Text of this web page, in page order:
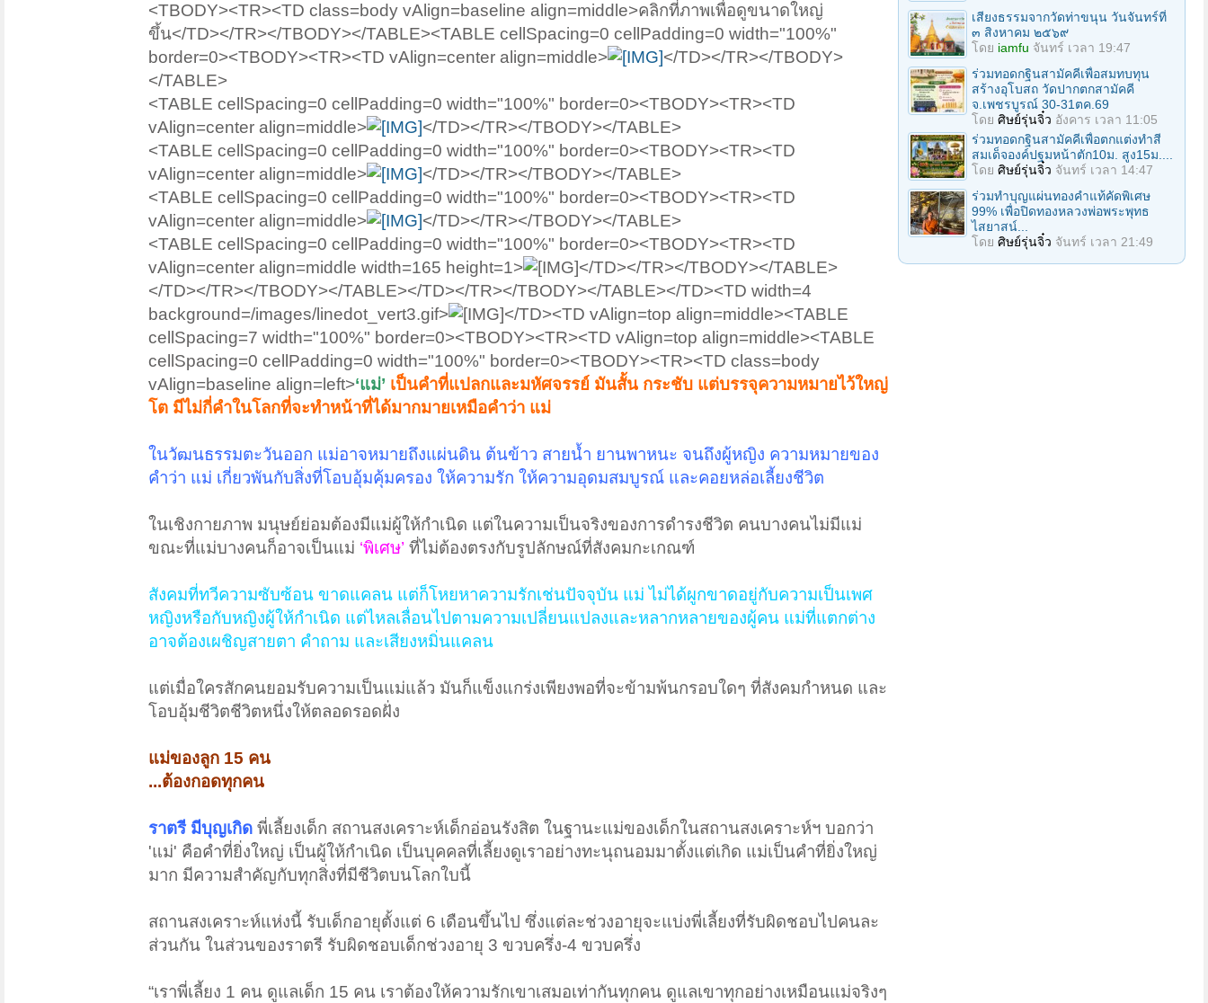
<TBODY><TR><TD class=body vAlign=baseline align=middle>คลิกที่ภาพเพื่อดูขนาดใหญ่
ขึ้น</TD></TR></TBODY></TABLE><TABLE cellSpacing=0 cellPadding=0 width="100%"
border=0><TBODY><TR><TD vAlign=center align=middle>
</TD></TR></TBODY>
</TABLE>
<TABLE cellSpacing=0 cellPadding=0 width="100%" border=0><TBODY><TR><TD
vAlign=center align=middle>
</TD></TR></TBODY></TABLE>
<TABLE cellSpacing=0 cellPadding=0 width="100%" border=0><TBODY><TR><TD
vAlign=center align=middle>
</TD></TR></TBODY></TABLE>
<TABLE cellSpacing=0 cellPadding=0 width="100%" border=0><TBODY><TR><TD
vAlign=center align=middle>
</TD></TR></TBODY></TABLE>
<TABLE cellSpacing=0 cellPadding=0 width="100%" border=0><TBODY><TR><TD
vAlign=center align=middle width=165 height=1>
</TD></TR></TBODY></TABLE>​
</TD></TR></TBODY></TABLE></TD></TR></TBODY></TABLE></TD><TD width=4
background=/images/linedot_vert3.gif>
</TD><TD vAlign=top align=middle><TABLE
cellSpacing=7 width="100%" border=0><TBODY><TR><TD vAlign=top align=middle><TABLE
cellSpacing=0 cellPadding=0 width="100%" border=0><TBODY><TR><TD class=body
vAlign=baseline align=left>‘แม่’ เป็นคำที่แปลกและมหัศจรรย์ มันสั้น กระชับ แต่บรรจุความหมายไว้ใหญ่
โต มีไม่กี่คำในโลกที่จะทำหน้าที่ได้มากมายเหมือคำว่า แม่
ในวัฒนธรรมตะวันออก แม่อาจหมายถึงแผ่นดิน ต้นข้าว สายน้ำ ยานพาหนะ จนถึงผู้หญิง ความหมายของ
คำว่า แม่ เกี่ยวพันกับสิ่งที่โอบอุ้มคุ้มครอง ให้ความรัก ให้ความอุดมสมบูรณ์ และคอยหล่อเลี้ยงชีวิต
ในเชิงกายภาพ มนุษย์ย่อมต้องมีแม่ผู้ให้กำเนิด แต่ในความเป็นจริงของการดำรงชีวิต คนบางคนไม่มีแม่
ขณะที่แม่บางคนก็อาจเป็นแม่ ‘พิเศษ’ ที่ไม่ต้องตรงกับรูปลักษณ์ที่สังคมกะเกณฑ์​
สังคมที่ทวีความซับซ้อน ขาดแคลน แต่ก็โหยหาความรักเช่นปัจจุบัน แม่ ไม่ได้ผูกขาดอยู่กับความเป็นเพศ
หญิงหรือกับหญิงผู้ให้กำเนิด แต่ไหลเลื่อนไปตามความเปลี่ยนแปลงและหลากหลายของผู้คน แม่ที่แตกต่าง
อาจต้องเผชิญสายตา คำถาม และเสียงหมิ่นแคลน
แต่เมื่อใครสักคนยอมรับความเป็นแม่แล้ว มันก็แข็งแกร่งเพียงพอที่จะข้ามพ้นกรอบใดๆ ที่สังคมกำหนด และ
โอบอุ้มชีวิตชีวิตหนึ่งให้ตลอดรอดฝั่ง​
แม่ของลูก 15 คน
...ต้องกอดทุกคน
ราตรี มีบุญเกิด พี่เลี้ยงเด็ก สถานสงเคราะห์เด็กอ่อนรังสิต ในฐานะแม่ของเด็กในสถานสงเคราะห์ฯ บอกว่า
'แม่' คือคำที่ยิ่งใหญ่ เป็นผู้ให้กำเนิด เป็นบุคคลที่เลี้ยงดูเราอย่างทะนุถนอมมาตั้งแต่เกิด แม่เป็นคำที่ยิ่งใหญ่
มาก มีความสำคัญกับทุกสิ่งที่มีชีวิตบนโลกใบนี้​
สถานสงเคราะห์แห่งนี้ รับเด็กอายุตั้งแต่ 6 เดือนขึ้นไป ซึ่งแต่ละช่วงอายุจะแบ่งพี่เลี้ยงที่รับผิดชอบไปคนละ
ส่วนกัน ในส่วนของราตรี รับผิดชอบเด็กช่วงอายุ 3 ขวบครึ่ง-4 ขวบครึ่ง​
“เราพี่เลี้ยง 1 คน ดูแลเด็ก 15 คน เราต้องให้ความรักเขาเสมอเท่ากันทุกคน ดูแลเขาทุกอย่างเหมือนแม่จริงๆ
เสียงธรรมจากวัดท่าขนุน วันจันทร์ที่
๓ สิงหาคม ๒๕๖๙
โดย iamfu จันทร์ เวลา 19:47
ร่วมทอดกฐินสามัคคีเพื่อสมทบทุน
สร้างอุโบสถ วัดปากตกสามัคคี
จ.เพชรบูรณ์ 30-31ตค.69
โดย ศิษย์รุ่นจิ๋ว อังคาร เวลา 11:05
ร่วมทอดกฐินสามัคคีเพื่อตกแต่งทำสี
สมเด็จองค์ปฐมหน้าตัก10ม. สูง15ม....
โดย ศิษย์รุ่นจิ๋ว จันทร์ เวลา 14:47
ร่วมทําบุญแผ่นทองคำแท้คัดพิเศษ
99% เพื่อปิดทองหลวงพ่อพระพุทธ
ไสยาสน์...
โดย ศิษย์รุ่นจิ๋ว จันทร์ เวลา 21:49